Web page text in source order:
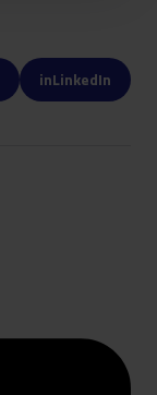
inLinkedIn